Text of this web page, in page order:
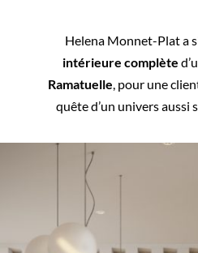
Helena Monnet-Plat a
intérieure complète
Ramatuelle , pour une
quête d’un univers aussi